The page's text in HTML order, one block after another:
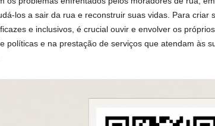
los a sair da rua e reconstruir suas vidas. Para criar
e inclusivos, é crucial ouvir e envolver os próprios
políticas e na prestação de serviços que atendam às